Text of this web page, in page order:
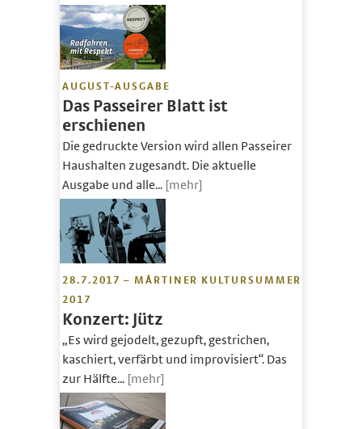
AUGUST-AUSGABE
Das Passeirer Blatt ist
erschienen
Die gedruckte Version wird allen Passeirer
Haushalten zugesandt. Die aktuelle
Ausgabe und alle... [mehr]
28.7.2017 – MÅRTINER KULTURSUMMER
2017
Konzert: Jütz
„Es wird gejodelt, gezupft, gestrichen,
kaschiert, verfärbt und improvisiert“. Das
zur Hälfte... [mehr]